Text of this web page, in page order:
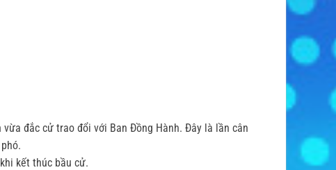
đắc cử trao đổi với Ban Đồng Hành. Đây là lần cân
kết thúc bầu cử.